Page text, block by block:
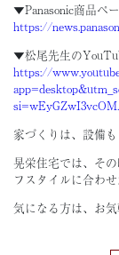
▼Panasonic商品ペ
https://
▼松尾先生の
https://
家づくりは、設備
晃栄住宅では、そ
フスタイルに合わ
気になる方は、お